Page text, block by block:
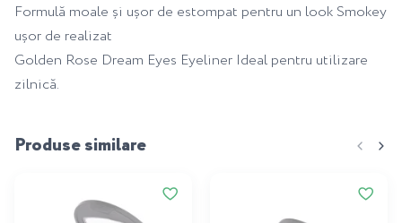
Formulă moale și ușor de estompat pentru un look Smokey
ușor de realizat
Golden Rose Dream Eyes Eyeliner Ideal pentru utilizare
zilnică.
Produse similare